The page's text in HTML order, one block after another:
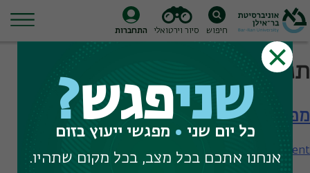
Skip
to
חיפוש סיור וירטואלי התחברות
תגית חיפוש:
מפגש עם המחלקה לקרימינולוגיה
Leave a Comment
שניפגש?
כל יום שני מפגשי ייעוץ בזום
אנחנו אתכם בכל מצב, בכל מקום שתהיו.